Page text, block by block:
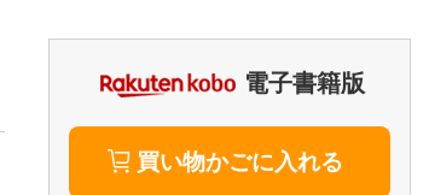
楽天TV
動画配信ガイド
Rakuten PLAY
Rチャンネル
電子書籍版
買い物かごに入れる